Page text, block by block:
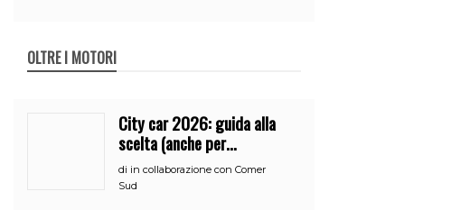
OLTRE I MOTORI
City car 2026: guida alla
scelta (anche per
neopatentati)
di in collaborazione con Comer
Sud